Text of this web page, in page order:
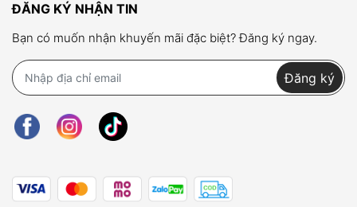
ĐĂNG KÝ NHẬN TIN
Bạn có muốn nhận khuyến mãi đặc biệt? Đăng ký ngay.
Đăng ký